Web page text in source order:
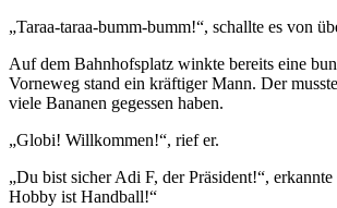
„Taraa-taraa-bumm-bumm!“, schallte es von
Auf dem Bahnhofsplatz winkte bereits eine
Vorneweg stand ein kräftiger Mann. Der
viele Bananen gegessen haben.
„Globi! Willkommen!“, rief er.
„Du bist sicher Adi F, der Präsident!“,
Hobby ist Handball!“